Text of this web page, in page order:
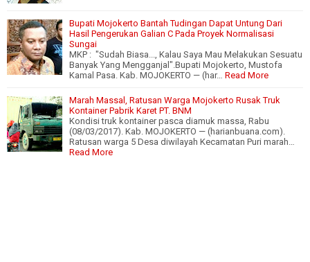
Bupati Mojokerto Bantah Tudingan Dapat Untung Dari
Hasil Pengerukan Galian C Pada Proyek Normalisasi
Sungai
MKP : "Sudah Biasa..., Kalau Saya Mau Melakukan Sesuatu
Banyak Yang Mengganjal".Bupati Mojokerto, Mustofa
Kamal Pasa. Kab. MOJOKERTO — (har… Read More
Marah Massal, Ratusan Warga Mojokerto Rusak Truk
Kontainer Pabrik Karet PT. BNM
Kondisi truk kontainer pasca diamuk massa, Rabu
(08/03/2017). Kab. MOJOKERTO — (harianbuana.com).
Ratusan warga 5 Desa diwilayah Kecamatan Puri marah…
Read More